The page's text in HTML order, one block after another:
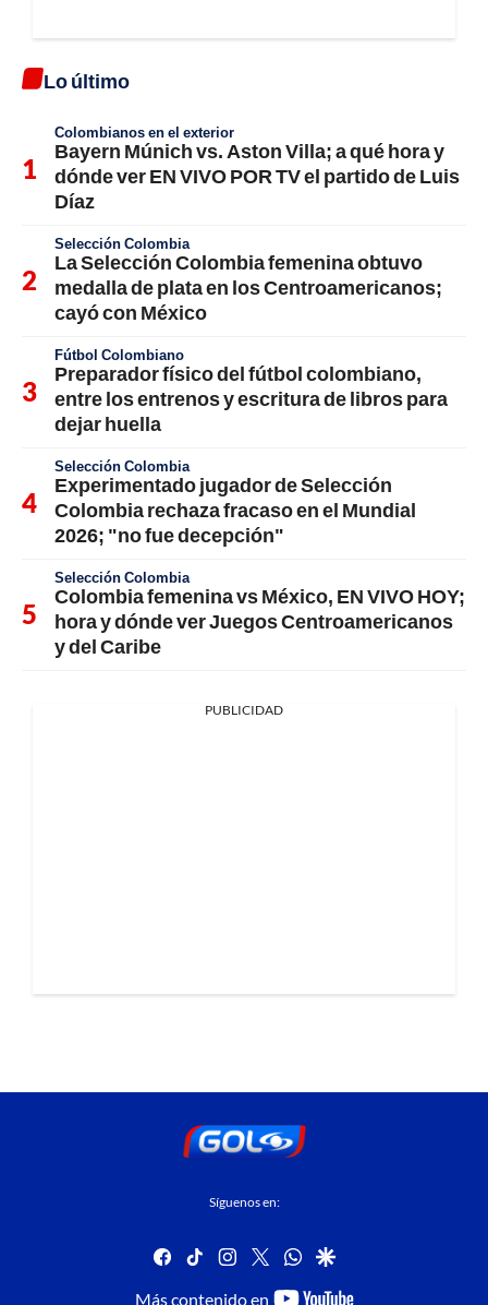
Lo último
Colombianos en el exterior
Bayern Múnich vs. Aston Villa; a qué hora y
dónde ver EN VIVO POR TV el partido de Luis
Díaz
Selección Colombia
La Selección Colombia femenina obtuvo
medalla de plata en los Centroamericanos;
cayó con México
Fútbol Colombiano
Preparador físico del fútbol colombiano,
entre los entrenos y escritura de libros para
dejar huella
Selección Colombia
Experimentado jugador de Selección
Colombia rechaza fracaso en el Mundial
2026; "no fue decepción"
Selección Colombia
Colombia femenina vs México, EN VIVO HOY;
hora y dónde ver Juegos Centroamericanos
y del Caribe
PUBLICIDAD
Síguenos en:
facebook
tiktok instagram
twitterwhatsapp
google
Más contenido en youtube-